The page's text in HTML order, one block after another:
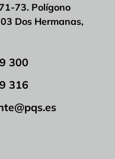
73. Polígono
Dos Hermanas,
300
316